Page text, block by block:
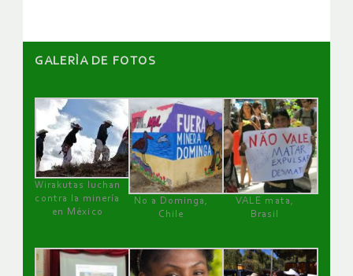
GALERÌA DE FOTOS
Wirakutas luchan
contra la minería
en México
No a Dominga,
Chile
VALE mata,
Brasil